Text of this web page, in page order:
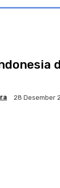
28 Desember